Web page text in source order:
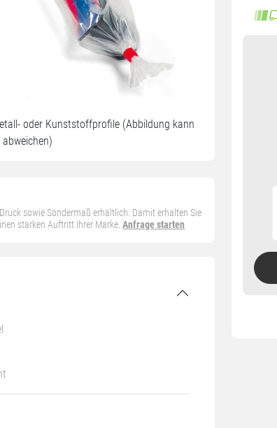
oder Kunststoffprofile (Abbildung kann
abweichen)
sowie Sondermaß erhältlich. Damit erhalten Sie
starken Auftritt Ihrer Marke.Anfrage starten